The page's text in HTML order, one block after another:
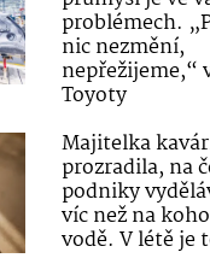
problémech.
nic nezmění,
nepřežijeme,“
Toyoty
Majitelka
prozradila, na
podniky
víc než na
vodě. V létě je